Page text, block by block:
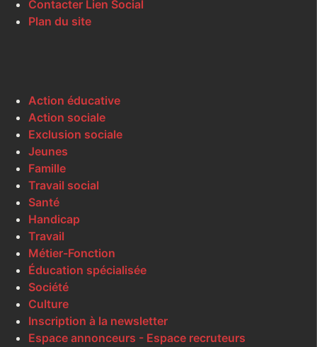
Contacter Lien Social
Plan du site
Action éducative
Action sociale
Exclusion sociale
Jeunes
Famille
Travail social
Santé
Handicap
Travail
Métier-Fonction
Éducation spécialisée
Société
Culture
Inscription à la newsletter
Espace annonceurs - Espace recruteurs